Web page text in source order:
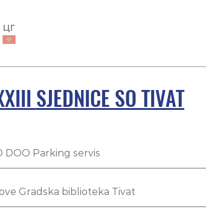
ЦГ
SJEDNICE SO TIVAT
Parking servis
Gradska biblioteka Tivat